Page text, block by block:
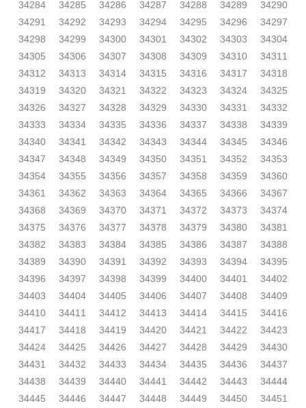
34284
34285 34286 34287 34288 34289
34290
34291
34292 34293 34294 34295 34296
34297
34298
34299 34300 34301 34302 34303
34304
34305
34306 34307 34308 34309 34310
34311
34312
34313 34314 34315 34316 34317
34318
34319
34320 34321 34322 34323 34324
34325
34326
34327 34328 34329 34330 34331
34332
34333
34334 34335 34336 34337 34338
34339
34340
34341 34342 34343 34344 34345
34346
34347
34348 34349 34350 34351 34352
34353
34354
34355 34356 34357 34358 34359
34360
34361
34362 34363 34364 34365 34366
34367
34368
34369 34370 34371 34372 34373
34374
34375
34376 34377 34378 34379 34380
34381
34382
34383 34384 34385 34386 34387
34388
34389
34390 34391 34392 34393 34394
34395
34396
34397 34398 34399 34400 34401
34402
34403
34404 34405 34406 34407 34408
34409
34410
34411 34412 34413 34414 34415
34416
34417
34418 34419 34420 34421 34422
34423
34424
34425 34426 34427 34428 34429
34430
34431
34432 34433 34434 34435 34436
34437
34438
34439 34440 34441 34442 34443
34444
34445
34446 34447 34448 34449 34450
34451